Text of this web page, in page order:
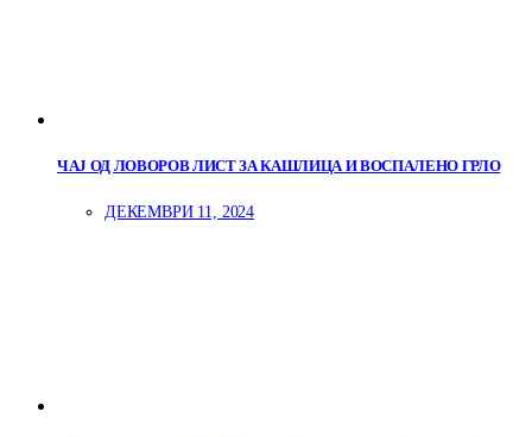
ЧАЈ ОД ЛОВОРОВ ЛИСТ ЗА КАШЛИЦА И ВОСПАЛЕНО ГРЛО
ДЕКЕМВРИ 11, 2024